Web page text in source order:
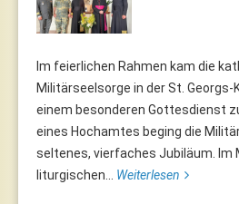
Im feierlichen Rahmen kam die
Militärseelsorge in der St. Georgs-
einem besonderen Gottesdienst
eines Hochamtes beging die
seltenes, vierfaches Jubiläum. Im
liturgischen... Weiterlesen